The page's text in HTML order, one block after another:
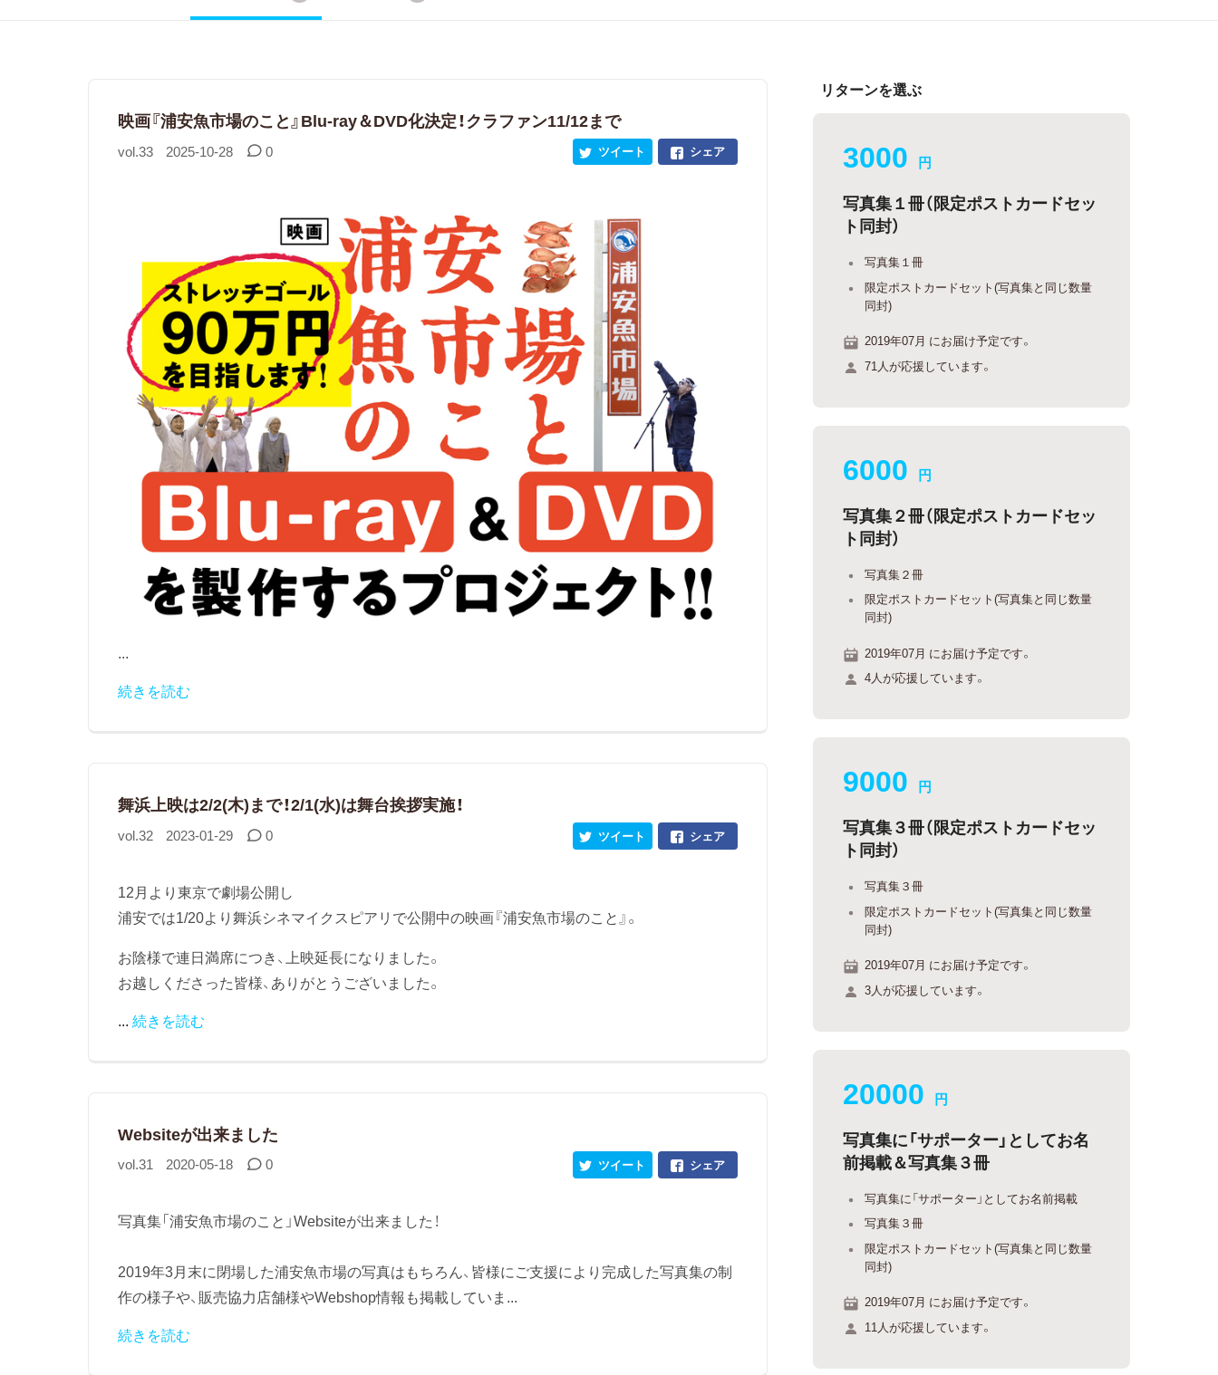
​映画『浦安魚市場のこと』Blu-ray＆DVD化決定！クラファン11/12まで
vol.33 2025-10-28 0 シェア
ツイート
...
続きを読む
舞浜上映は2/2(木)まで！2/1(水)は舞台挨拶実施！
vol.32 2023-01-29 0 シェア
ツイート
12月より東京で劇場公開し
浦安では1/20より舞浜シネマイクスピアリで公開中の映画『浦安魚市場のこと』。
お陰様で連日満席につき、上映延長になりました。
お越しくださった皆様、ありがとうございました。
... 続きを読む
Websiteが出来ました
vol.31 2020-05-18 0 シェア
ツイート
写真集「浦安魚市場のこと」Websiteが出来ました！‬
‪2019年3月末に閉場した浦安魚市場の写真はもちろん、皆様にご支援により完成した写真集の制
作の様子や、販売協力店舗様やWebshop情報も掲載していま...
続きを読む
リターンを選ぶ
3000 円
写真集１冊（限定ポストカードセッ
ト同封）
写真集１冊
限定ポストカードセット(写真集と同じ数量
同封)
2019年07月 にお届け予定です。
71人が応援しています。
6000 円
写真集２冊（限定ポストカードセッ
ト同封）
写真集２冊
限定ポストカードセット(写真集と同じ数量
同封)
2019年07月 にお届け予定です。
4人が応援しています。
9000 円
写真集３冊（限定ポストカードセッ
ト同封）
写真集３冊
限定ポストカードセット(写真集と同じ数量
同封)
2019年07月 にお届け予定です。
3人が応援しています。
20000 円
写真集に「サポーター」としてお名
前掲載＆写真集３冊
写真集に「サポーター」としてお名前掲載
写真集３冊
限定ポストカードセット(写真集と同じ数量
同封)
2019年07月 にお届け予定です。
11人が応援しています。